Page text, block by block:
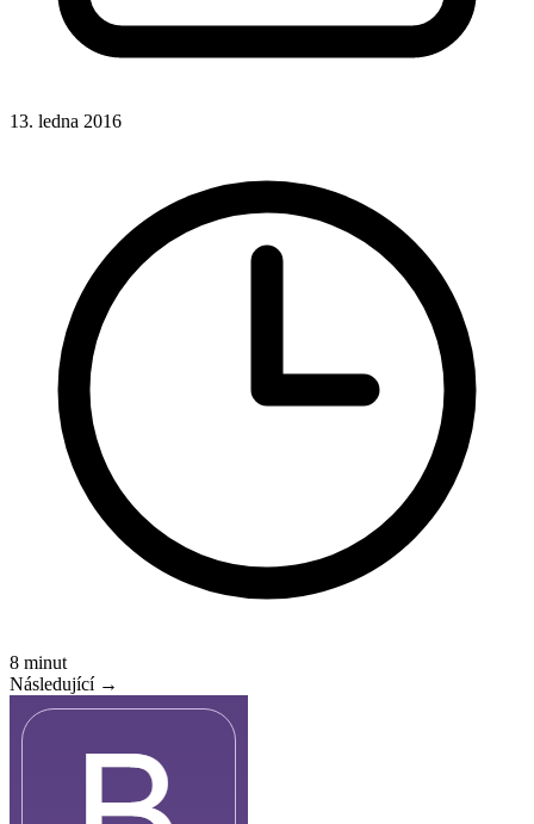
13. ledna 2016
8 minut
Následující →